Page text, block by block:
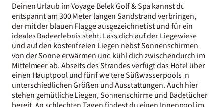
Deinen Urlaub im Voyage Belek Golf & Spa kannst du
entspannt am 300 Meter langen Sandstrand verbringen,
der mit der blauen Flagge ausgezeichnet ist und für ein
ideales Badeerlebnis steht. Lass dich auf der Liegewiese
und auf den kostenfreien Liegen nebst Sonnenschirmen
von der Sonne erwärmen und kühl dich zwischendurch im
Mittelmeer ab. Abseits des Strandes verfügt das Hotel über
einen Hauptpool und fünf weitere Süßwasserpools in
unterschiedlichen Größen und Ausstattungen. Auch hier
stehen gemütliche Liegen, Sonnenschirme und Badetücher